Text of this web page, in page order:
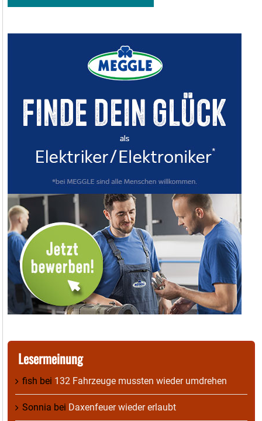
Lesermeinung
fish bei 132 Fahrzeuge mussten wieder umdrehen
Sonnia bei Daxenfeuer wieder erlaubt